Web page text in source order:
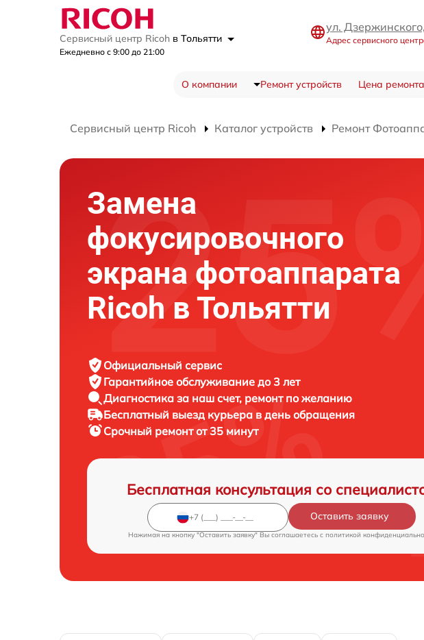
Сервисный центр Ricoh в Тольятти
Ежедневно с 9:00 до 21:00
ул.
Адрес сервисного
О компании Ремонт устройств Цена ремонта
Сервисный центр Ricoh Каталог устройств Ремонт
Замена
фокусировочного
экрана фотоаппарата
Ricoh в Тольятти
Официальный сервис
Гарантийное обслуживание до 3 лет
Диагностика за наш счет, ремонт по желанию
Бесплатный выезд курьера в день обращения
Срочный ремонтот 35 минут
Бесплатная консультация со
Оставить заявку
Нажимая на кнопку "Оставить заявку" Вы соглашаетесь c политикой